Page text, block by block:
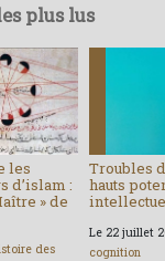
plus lus
les
d’islam :
» de
des
Troubles
hauts
Le 22 juillet
cognition